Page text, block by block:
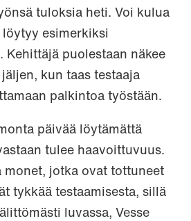
tuloksia heti. Voi kulua
esimerkiksi
Kehittäjä puolestaan näkee
kun taas testaaja
palkintoa työstään.
päivää löytämättä
tulee haavoittuvuus.
monet, jotka ovat tottuneet
tykkää testaamisesta, sillä
luvassa, Vesse